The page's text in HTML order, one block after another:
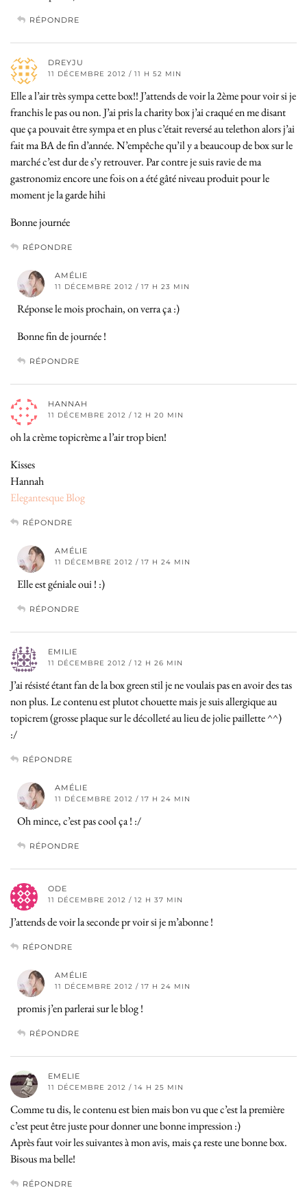
RÉPONDRE
DREYJU
11 DÉCEMBRE 2012 / 11 H 52 MIN
Elle a l’air très sympa cette box!! J’attends de voir la 2ème pour voir si je
franchis le pas ou non. J’ai pris la charity box j’ai craqué en me disant
que ça pouvait être sympa et en plus c’était reversé au telethon alors j’ai
fait ma BA de fin d’année. N’empêche qu’il y a beaucoup de box sur le
marché c’est dur de s’y retrouver. Par contre je suis ravie de ma
gastronomiz encore une fois on a été gâté niveau produit pour le
moment je la garde hihi
Bonne journée
RÉPONDRE
AMÉLIE
11 DÉCEMBRE 2012 / 17 H 23 MIN
Réponse le mois prochain, on verra ça :)
Bonne fin de journée !
RÉPONDRE
HANNAH
11 DÉCEMBRE 2012 / 12 H 20 MIN
oh la crème topicrème a l’air trop bien!
Kisses
Hannah
Elegantesque Blog
RÉPONDRE
AMÉLIE
11 DÉCEMBRE 2012 / 17 H 24 MIN
Elle est géniale oui ! :)
RÉPONDRE
EMILIE
11 DÉCEMBRE 2012 / 12 H 26 MIN
J’ai résisté étant fan de la box green stil je ne voulais pas en avoir des tas
non plus. Le contenu est plutot chouette mais je suis allergique au
topicrem (grosse plaque sur le décolleté au lieu de jolie paillette ^^)
:/
RÉPONDRE
AMÉLIE
11 DÉCEMBRE 2012 / 17 H 24 MIN
Oh mince, c’est pas cool ça ! :/
RÉPONDRE
ODE
11 DÉCEMBRE 2012 / 12 H 37 MIN
J’attends de voir la seconde pr voir si je m’abonne !
RÉPONDRE
AMÉLIE
11 DÉCEMBRE 2012 / 17 H 24 MIN
promis j’en parlerai sur le blog !
RÉPONDRE
EMELIE
11 DÉCEMBRE 2012 / 14 H 25 MIN
Comme tu dis, le contenu est bien mais bon vu que c’est la première
c’est peut être juste pour donner une bonne impression :)
Après faut voir les suivantes à mon avis, mais ça reste une bonne box.
Bisous ma belle!
RÉPONDRE